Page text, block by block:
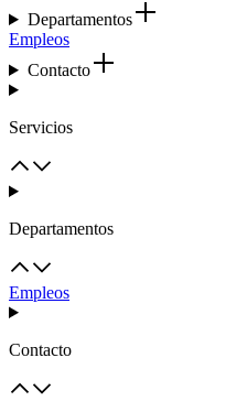
Departamentos
Empleos
Contacto
Servicios
Departamentos
Empleos
Contacto